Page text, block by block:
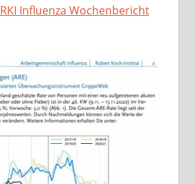
RKI Influenza Wochenbericht